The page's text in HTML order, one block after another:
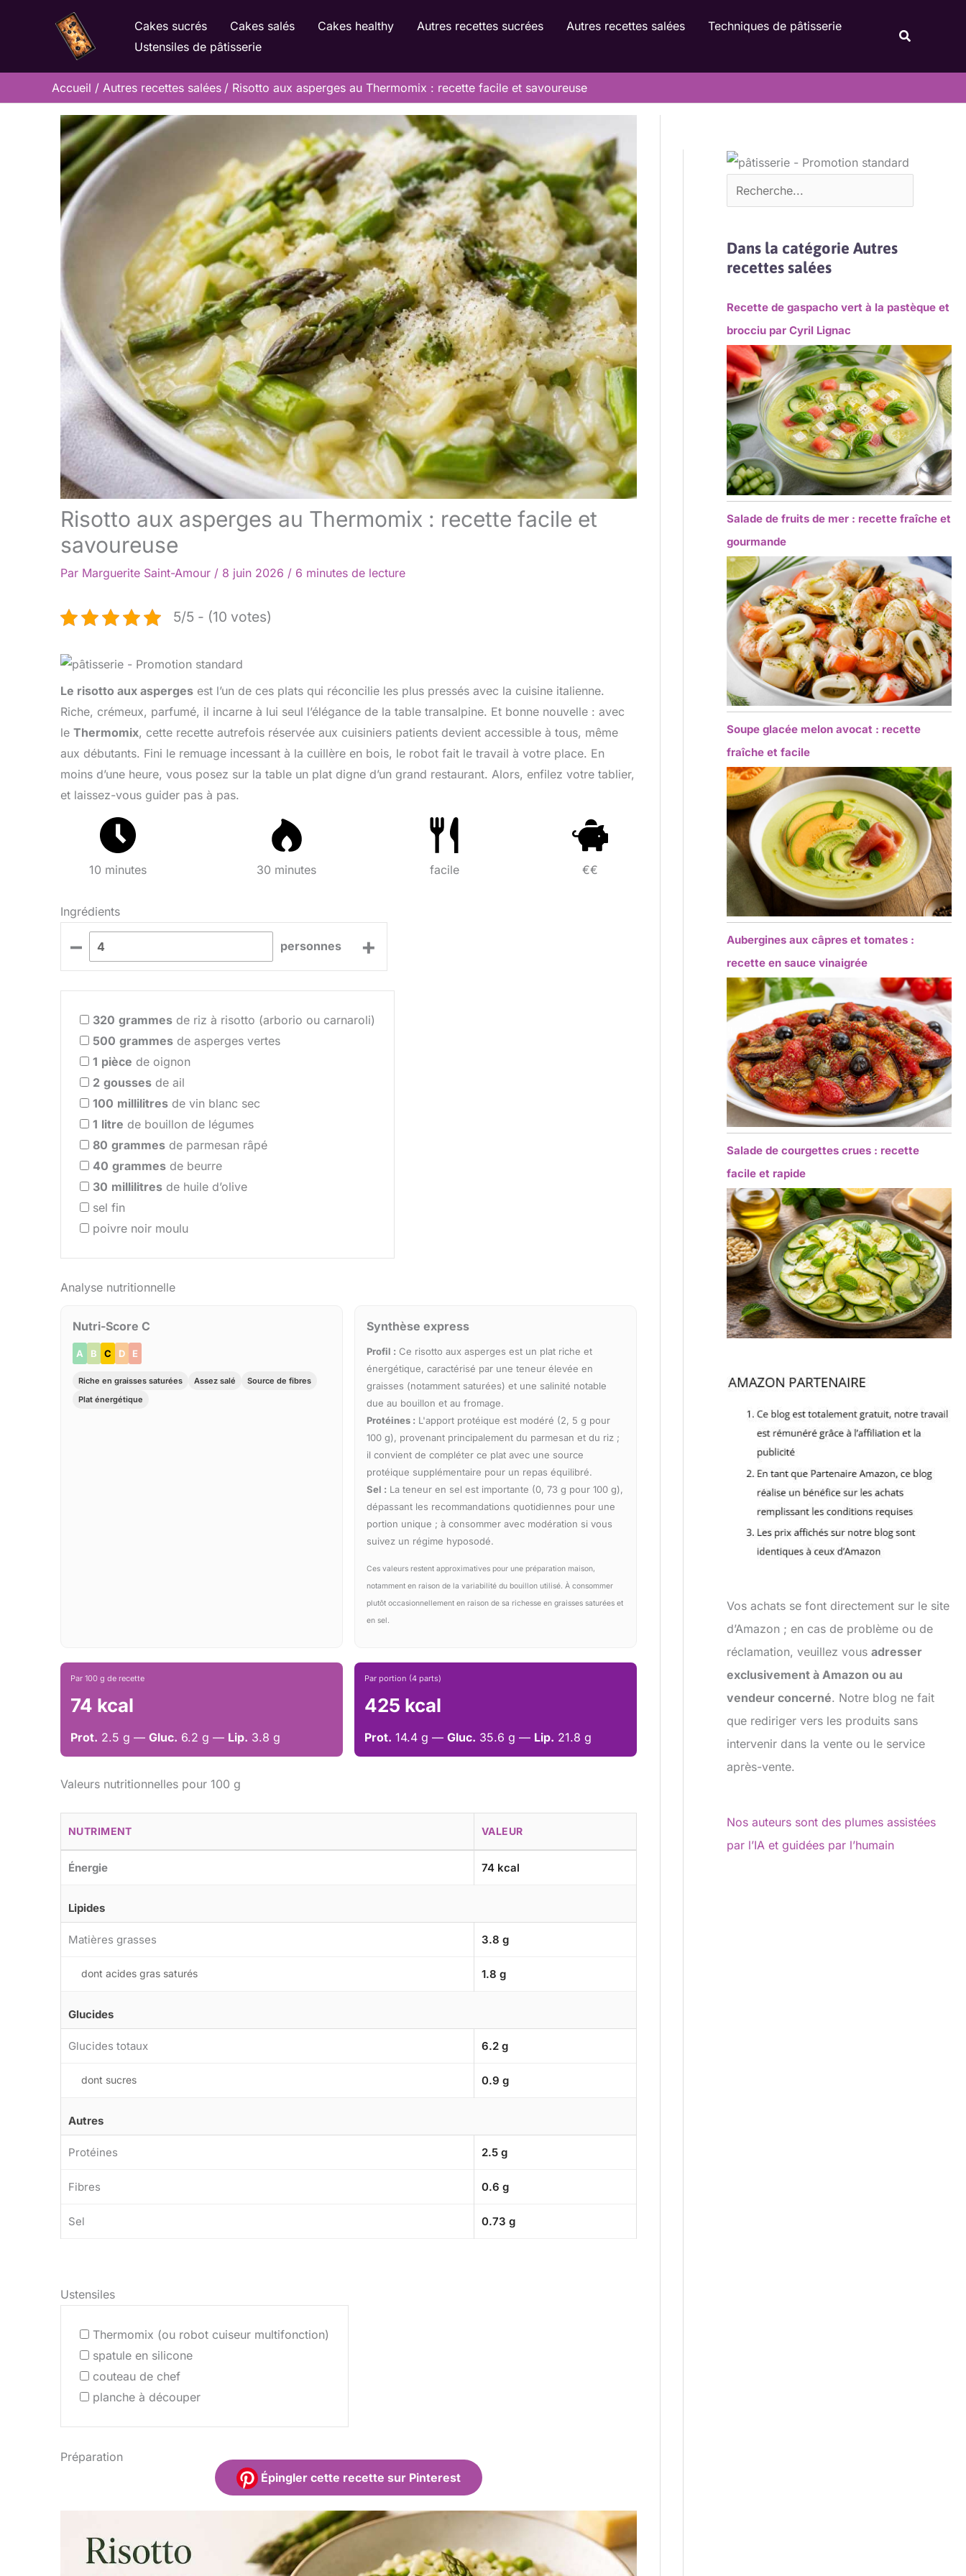
Cakes sucrés Cakes salés Cakes healthy Autres recettes sucrées Autres recettes salées
Techniques de pâtisserie
Ustensiles de pâtisserie
Accueil Autres recettes salées Risotto aux asperges au Thermomix : recette facile et savoureuse
Risotto aux asperges au Thermomix : recette facile et
savoureuse
Par Marguerite Saint-Amour / 8 juin 2026 / 6 minutes de lecture
5/5 - (10 votes)
Le risotto aux asperges est l’un de ces plats qui réconcilie les plus pressés avec la cuisine italienne.
Riche, crémeux, parfumé, il incarne à lui seul l’élégance de la table transalpine. Et bonne nouvelle : avec
le Thermomix, cette recette autrefois réservée aux cuisiniers patients devient accessible à tous, même
aux débutants. Fini le remuage incessant à la cuillère en bois, le robot fait le travail à votre place. En
moins d’une heure, vous posez sur la table un plat digne d’un grand restaurant. Alors, enfilez votre tablier,
et laissez-vous guider pas à pas.
10 minutes 30 minutes facile €€
Ingrédients
– personnes +
320 grammes de riz à risotto (arborio ou carnaroli)
500 grammes de asperges vertes
1 pièce de oignon
2 gousses de ail
100 millilitres de vin blanc sec
1 litre de bouillon de légumes
80 grammes de parmesan râpé
40 grammes de beurre
30 millilitres de huile d’olive
sel fin
poivre noir moulu
Analyse nutritionnelle
Nutri-Score C
A B C D E
Riche en graisses saturées Assez salé
Source de fibres
Plat énergétique
Synthèse express
Profil : Ce risotto aux asperges est un plat riche et
énergétique, caractérisé par une teneur élevée en
graisses (notamment saturées) et une salinité notable
due au bouillon et au fromage.
Protéines : L'apport protéique est modéré (2, 5 g pour
100 g), provenant principalement du parmesan et du riz ;
il convient de compléter ce plat avec une source
protéique supplémentaire pour un repas équilibré.
Sel : La teneur en sel est importante (0, 73 g pour 100 g),
dépassant les recommandations quotidiennes pour une
portion unique ; à consommer avec modération si vous
suivez un régime hyposodé.
Ces valeurs restent approximatives pour une préparation maison,
notamment en raison de la variabilité du bouillon utilisé. À consommer
plutôt occasionnellement en raison de sa richesse en graisses saturées et
en sel.
Par 100 g de recette
74 kcal
Prot. 2.5 g — Gluc. 6.2 g — Lip. 3.8 g
Par portion (4 parts)
425 kcal
Prot. 14.4 g —Gluc. 35.6 g — Lip. 21.8 g
Valeurs nutritionnelles pour 100 g
NUTRIMENT VALEUR
Énergie 74 kcal
Lipides
Matières grasses 3.8 g
dont acides gras saturés 1.8 g
Glucides
Glucides totaux 6.2 g
dont sucres 0.9 g
Autres
Protéines 2.5 g
Fibres 0.6 g
Sel 0.73 g
Ustensiles
Thermomix (ou robot cuiseur multifonction)
spatule en silicone
couteau de chef
planche à découper
Préparation
Épingler cette recette sur Pinterest
Dans la catégorie Autres
recettes salées
Recette de gaspacho vert à la pastèque et
brocciu par Cyril Lignac
Salade de fruits de mer : recette fraîche et
gourmande
Soupe glacée melon avocat : recette
fraîche et facile
Aubergines aux câpres et tomates :
recette en sauce vinaigrée
Salade de courgettes crues : recette
facile et rapide
Vos achats se font directement sur le site
d’Amazon ; en cas de problème ou de
réclamation, veuillez vousadresser
exclusivement à Amazon ou au
vendeur concerné. Notre blog ne fait
que rediriger vers les produits sans
intervenir dans la vente ou le service
après-vente.
Nos auteurs sont des plumes assistées
par l’IA et guidées par l’humain